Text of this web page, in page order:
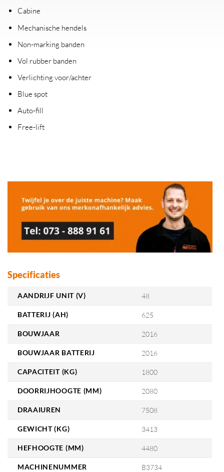
Cabine
Mechanische hendels
Non-marking banden
Vol rubber banden
Verlichting voor/achter
Blue spot
Auto-fill
Free-lift
Specificaties
AANDRIJF UNIT (V) 48
BATTERIJ (AH) 625
BOUWJAAR 2016
BOUWJAAR BATTERIJ 2016
CAPACITEIT (KG) 1800
DOORRIJHOOGTE (MM) 2080
DRAAIUREN 7508
GEWICHT (KG) 3413
HEFHOOGTE (MM) 4480
MACHINENUMMER B3734